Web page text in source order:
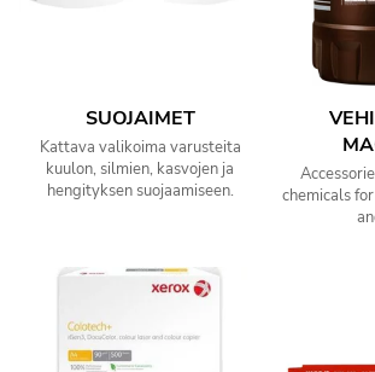
SUOJAIMET
Kattava valikoima varusteita
kuulon, silmien, kasvojen ja
hengityksen suojaamiseen.
chemicals